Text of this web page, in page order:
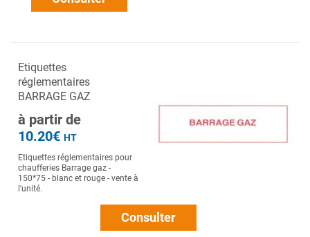
Etiquettes
réglementaires
BARRAGE GAZ
à partir de
10.20€ HT
Etiquettes réglementaires pour
chaufferies Barrage gaz -
150*75 - blanc et rouge - vente à
l'unité.
Consulter